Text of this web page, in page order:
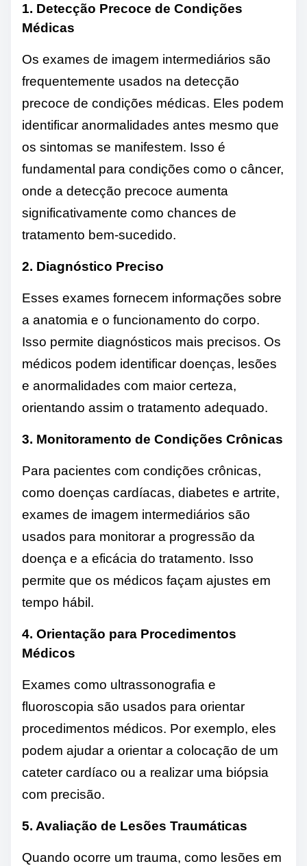
1. Detecção Precoce de Condições
Médicas
Os exames de imagem intermediários são
frequentemente usados ​​na detecção
precoce de condições médicas. Eles podem
identificar anormalidades antes mesmo que
os sintomas se manifestem. Isso é
fundamental para condições como o câncer,
onde a detecção precoce aumenta
significativamente como chances de
tratamento bem-sucedido.
2. Diagnóstico Preciso
Esses exames fornecem informações sobre
a anatomia e o funcionamento do corpo.
Isso permite diagnósticos mais precisos. Os
médicos podem identificar doenças, lesões
e anormalidades com maior certeza,
orientando assim o tratamento adequado.
3. Monitoramento de Condições Crônicas
Para pacientes com condições crônicas,
como doenças cardíacas, diabetes e artrite,
exames de imagem intermediários são
usados ​​para monitorar a progressão da
doença e a eficácia do tratamento. Isso
permite que os médicos façam ajustes em
tempo hábil.
4. Orientação para Procedimentos
Médicos
Exames como ultrassonografia e
fluoroscopia são usados ​​para orientar
procedimentos médicos. Por exemplo, eles
podem ajudar a orientar a colocação de um
cateter cardíaco ou a realizar uma biópsia
com precisão.
5. Avaliação de Lesões Traumáticas
Quando ocorre um trauma, como lesões em